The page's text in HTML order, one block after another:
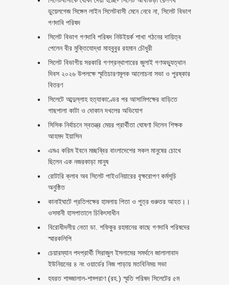
ডুয়েলগেজ সিঙ্গেল লাইন সিলেটবাসী মেনে নেবে না, সিলেট বিভাগ
গণদাবি পরিষদ
সিলেট বিভাগ গণদাবি পরিষদ নিউইয়র্ক শাখা গঠনের দায়িত্ব
পেলেন বীর মুক্তিযোদ্ধা মাহবুবুর রহমান চৌধুরী ‎ ‎
সিলেট বিভাগীয় সরকারি গণগ্রন্থাগারের জুলাই গণঅভ্যুত্থান
দিবস ২০২৬ উপলক্ষে স্মৃতিচারণমূলক আলোচনা সভা ও পুরষ্কার
বিতরণ ‎ ‎
সিলেটে আব্দুল্লাহ হত্যাকাণ্ডের পর আসামিপক্ষের বাড়িতে
গাছপালা কাটা ও দোকান দখলের অভিযোগ
সিসিক নির্বাচনে স্বতন্ত্র মেয়র প্রার্থীতা ঘোষণা দিলেন শিক্ষক
আহমদ ইয়াসিন
এমএ করিম ইবনে মচ্ছব্বির বাংলাদেশের সকল মানুষের চোখে
ছিলেন এক নজরকাড়া মানুষ ‎
রোটারি ক্লাব অব সিলেট পাইওনিয়ারের বৃক্ষরোপণ কর্মসূচি
অনুষ্ঠিত
কানাইঘাটে প্রতিপক্ষের হামলায় পিতা ও পুত্র গুরুতর আহত।।
ওসমানী হাসপাতালে চিকিৎসাধীন
বিরোধীদলীয় নেতা ডা. শফিকুর রহমানের কাছে গণদাবি পরিষদের
স্মারকলিপি ‎
চেয়ারম্যান পদপ্রার্থী সিরাজুল ইসলামের সমর্থনে জালালাবাদ
ইউনিয়নের ৪ নং ওয়ার্ডের নিজ পাড়ায় মতবিনিময় সভা
হযরত শাহ্জালাল-শাহ্পরাণ (রহ.) স্মৃতি পরিষদ সিলেটের ৫ম